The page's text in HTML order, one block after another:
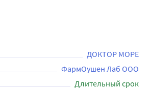
ДОКТОР МОРЕ
ФармОушен Лаб ООО
Длительный срок